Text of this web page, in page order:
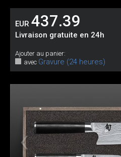
EUR 437.39
Livraison gratuite en 24h
Ajouter au panier:
avec Gravure (24 heures)